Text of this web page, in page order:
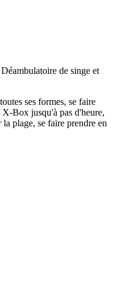
de singe et
ses formes, se faire
Box jusqu'à pas d'heure,
plage, se faire prendre en